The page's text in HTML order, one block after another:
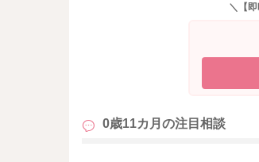
しては多いですので、他の
＼【
0歳11カ月の注目相談